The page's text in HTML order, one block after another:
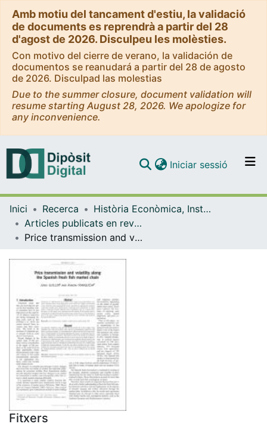
Amb motiu del tancament d'estiu, la validació
de documents es reprendrà a partir del 28
d'agost de 2026. Disculpeu les molèsties.
Con motivo del cierre de verano, la validación de
documentos se reanudará a partir del 28 de agosto
de 2026. Disculpad las molestias
Due to the summer closure, document validation will
resume starting August 28, 2026. We apologize for
any inconvenience.
Navega per tot el DD
Contacte
Iniciar sessió (current)
Inici Recerca
Història Econòmica, Institucions, Política i Economia Mundial
Articles publicats en revistes (Història Econòmica, Institucions, Política i Economia Mundial)
Price transmission and volatility along the Spanish fresh fish market chain
Fitxers